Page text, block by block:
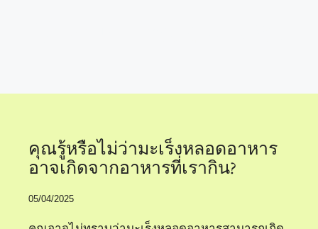
คุณรู้หรือไม่ว่ามะเร็งหลอดอาหาร
อาจเกิดจากอาหารที่เรากิน?
05/04/2025